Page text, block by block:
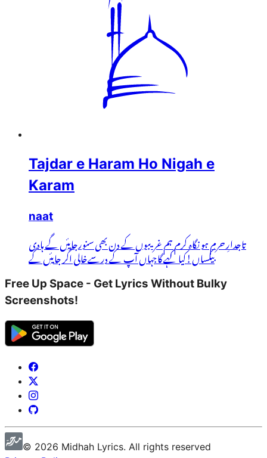
Tajdar e Haram Ho Nigah e
Karam
naat
تاجدارِ حرم ہو نگاہ کرم ہم غریبوں کے دن بھی سنورجایئں گے ہادی
بیکساں!کیا کہے گاجہاں آپ کے درسےخالی اگر جایئں گے
Free Up Space - Get Lyrics Without Bulky
Screenshots!
© 2026 Midhah Lyrics. All rights reserved